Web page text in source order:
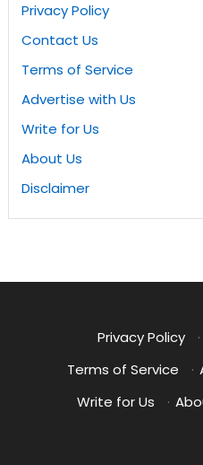
Privacy Policy
Contact Us
Terms of Service
Advertise with Us
Write for Us
About Us
Disclaimer
Privacy Policy ·
Terms of Service
·
Write for Us
·